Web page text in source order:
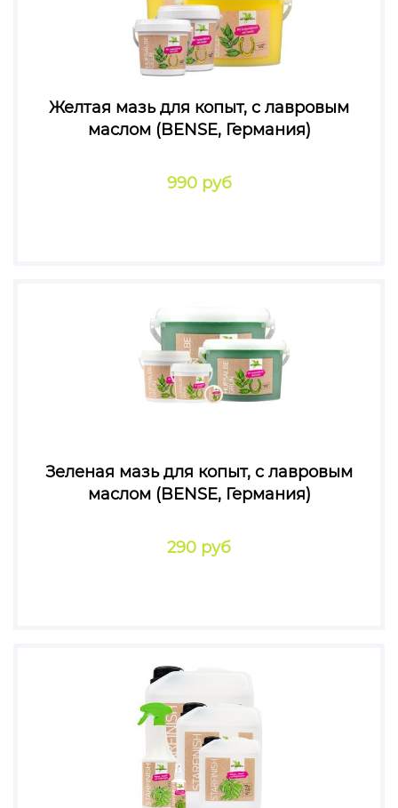
Желтая мазь для копыт, c лавровым
маслом (BENSE, Германия)
990 руб
Зеленая мазь для копыт, c лавровым
маслом (BENSE, Германия)
290 руб